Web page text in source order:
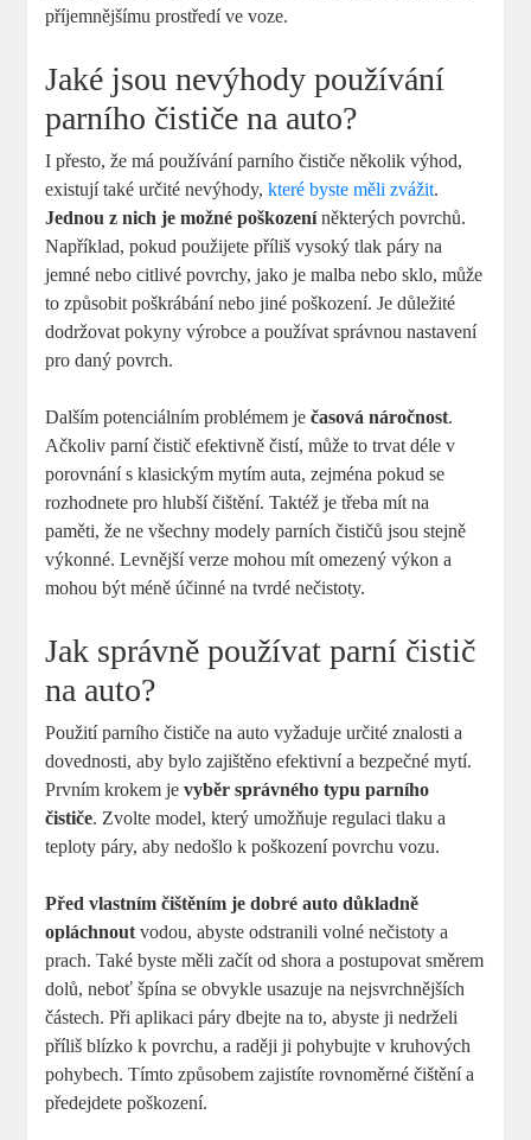
příjemnějšímu prostředí ve voze.
Jaké jsou nevýhody používání
parního čističe na auto?
I přesto, že má používání parního čističe několik výhod,
existují také určité nevýhody,které byste měli zvážit.
Jednou z nich je možné poškozeníněkterých povrchů.
Například, pokud použijete příliš vysoký tlak páry na
jemné nebo citlivé povrchy, jako je malba nebo sklo, může
to způsobit poškrábání nebo jiné poškození. Je důležité
dodržovat pokyny výrobce a používat správnou nastavení
pro daný povrch.
Dalším potenciálním problémem ječasová náročnost.
Ačkoliv parní čistič efektivně čistí, může to trvat déle v
porovnání s klasickým mytím auta, zejména pokud se
rozhodnete pro hlubší čištění. Taktéž je třeba mít na
paměti, že ne všechny modely parních čističů jsou stejně
výkonné. Levnější verze mohou mít omezený výkon a
mohou být méně účinné na tvrdé nečistoty.
Jak správně používat parní čistič
na auto?
Použití parního čističe na auto vyžaduje určité znalosti a
dovednosti, aby bylo zajištěno efektivní a bezpečné mytí.
Prvním krokem jevyběr správného typu parního
čističe. Zvolte model, který umožňuje regulaci tlaku a
teploty páry, aby nedošlo k poškození povrchu vozu.
Před vlastním čištěním je dobré auto důkladně
opláchnout vodou, abyste odstranili volné nečistoty a
prach. Také byste měli začít od shora a postupovat směrem
dolů, neboť špína se obvykle usazuje na nejsvrchnějších
částech. Při aplikaci páry dbejte na to, abyste ji nedrželi
příliš blízko k povrchu, a raději ji pohybujte v kruhových
pohybech. Tímto způsobem zajistíte rovnoměrné čištění a
předejdete poškození.